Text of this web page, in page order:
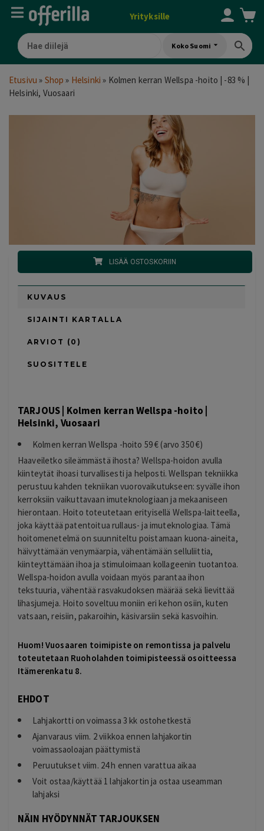
Yrityksille
Koko Suomi
Etusivu » Shop » Helsinki » Kolmen kerran Wellspa -hoito | -83 % |
Helsinki, Vuosaari
LISÄÄ OSTOSKORIIN
KUVAUS
SIJAINTI KARTALLA
ARVIOT (0)
SUOSITTELE
TARJOUS | Kolmen kerran Wellspa -hoito |
Helsinki, Vuosaari
Kolmen kerran Wellspa -hoito 59 € (arvo 350 €)
Haaveiletko sileämmästä ihosta? Wellspa-hoidon avulla
kiinteytät ihoasi turvallisesti ja helposti. Wellspan tekniikka
perustuu kahden tekniikan vuorovaikutukseen: syvälle ihon
kerroksiin vaikuttavaan imuteknologiaan ja mekaaniseen
hierontaan. Hoito toteutetaan erityisellä Wellspa-laitteella,
joka käyttää patentoitua rullaus- ja imuteknologiaa. Tämä
hoitomenetelmä on suunniteltu poistamaan kuona-aineita,
häivyttämään venymäarpia, vähentämään selluliittia,
kiinteyttämään ihoa ja stimuloimaan kollageenin tuotantoa.
Wellspa-hoidon avulla voidaan myös parantaa ihon
tekstuuria, vähentää rasvakudoksen määrää sekä lievittää
lihasjumeja. Hoito soveltuu moniin eri kehon osiin, kuten
vatsaan, reisiin, pakaroihin, käsivarsiin sekä kasvoihin.
Huom! Vuosaaren toimipiste on remontissa ja palvelu
toteutetaan Ruoholahden toimipisteessä osoitteessa
Itämerenkatu 8.
EHDOT
Lahjakortti on voimassa 3 kk ostohetkestä
Ajanvaraus viim. 2 viikkoa ennen lahjakortin
voimassaoloajan päättymistä
Peruutukset viim. 24 h ennen varattua aikaa
Voit ostaa/käyttää 1 lahjakortin ja ostaa useamman
lahjaksi
NÄIN HYÖDYNNÄT TARJOUKSEN